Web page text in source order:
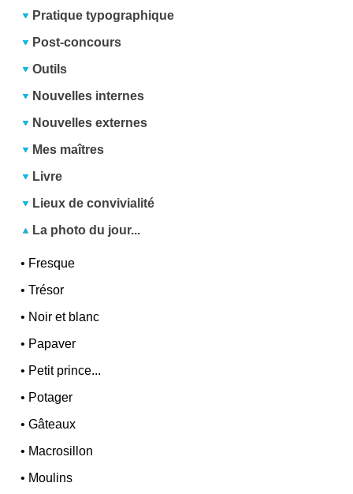
Pratique typographique
Post-concours
Outils
Nouvelles internes
Nouvelles externes
Mes maîtres
Livre
Lieux de convivialité
La photo du jour...
• Fresque
•Trésor
• Noir et blanc
• Papaver
• Petit prince...
• Potager
•Gâteaux
• Macrosillon
• Moulins